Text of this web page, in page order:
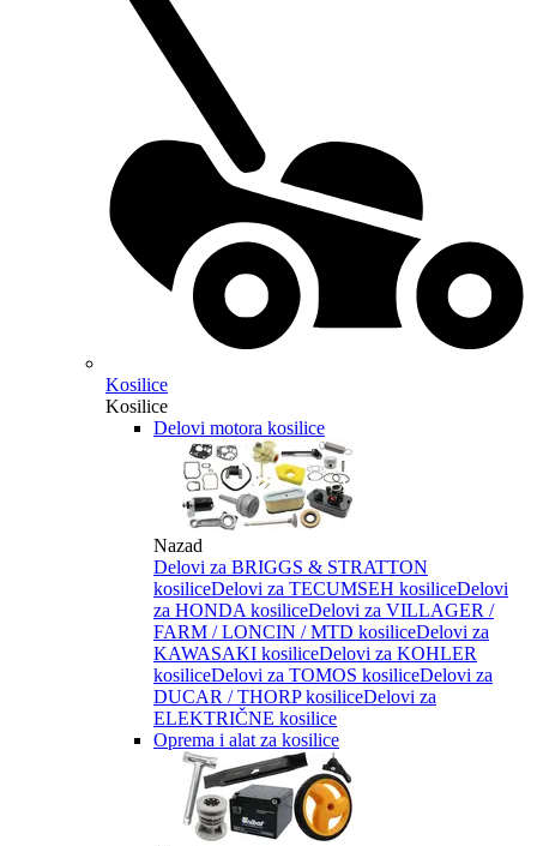
Kosilice
Kosilice
Delovi motora kosilice
Nazad
Delovi za BRIGGS & STRATTON
kosiliceDelovi za TECUMSEH kosiliceDelovi
za HONDA kosiliceDelovi za VILLAGER /
FARM / LONCIN / MTD kosiliceDelovi za
KAWASAKI kosiliceDelovi za KOHLER
kosiliceDelovi za TOMOS kosiliceDelovi za
DUCAR / THORP kosiliceDelovi za
ELEKTRIČNE kosilice
Oprema i alat za kosilice